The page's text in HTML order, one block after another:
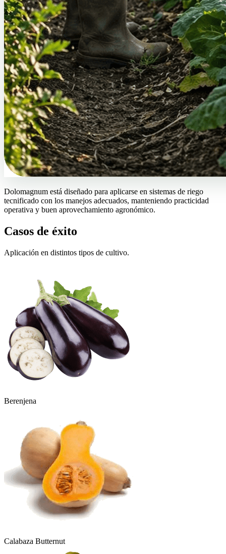
Dolomagnum está diseñado para aplicarse en sistemas de riego
tecnificado con los manejos adecuados, manteniendo practicidad
operativa y buen aprovechamiento agronómico.
Casos de éxito
Aplicación en distintos tipos de cultivo.
Berenjena
Calabaza Butternut